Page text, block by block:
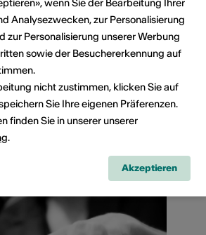
Analysezwecken, zur Personalisierung
zur Personalisierung unserer Werbung
sowie der Besuchererkennung auf
nicht zustimmen, klicken Sie auf
Sie Ihre eigenen Präferenzen.
finden Sie in unserer unserer
.
Akzeptieren